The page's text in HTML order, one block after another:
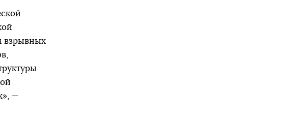
взрывных
—